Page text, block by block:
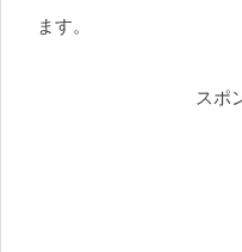
ます。
スポ